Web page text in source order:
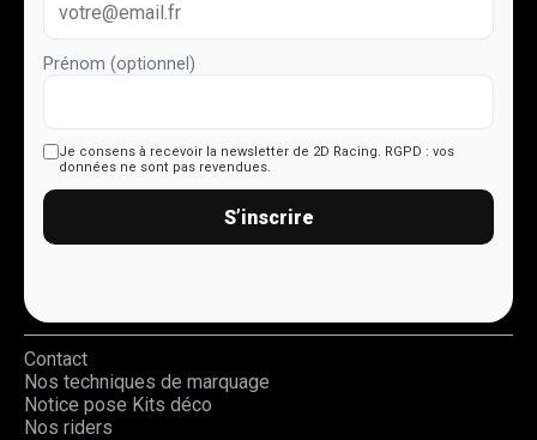
Prénom (optionnel)
Je consens à recevoir la newsletter de 2D Racing. RGPD : vos
données ne sont pas revendues.
S’inscrire
Contact
Nos techniques de marquage
Notice pose Kits déco
Nos riders